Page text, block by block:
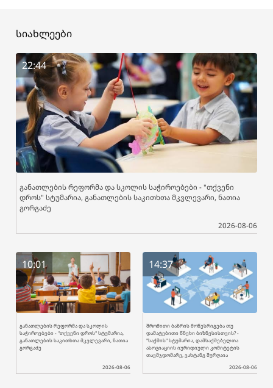
სიახლეები
22:44
განათლების რეფორმა და სკოლის საჭიროებები - "თქვენი
დროს" სტუმარია, განათლების საკითხთა მკვლევარი, ნათია
გორგაძე
2026-08-06
10:01
განათლების რეფორმა და სკოლის
საჭიროებები - "თქვენი დროს" სტუმარია,
განათლების საკითხთა მკვლევარი, ნათია
გორგაძე
2026-08-06
14:37
შრომითი ბაზრის მოწესრიგება თუ
დამატებითი წნეხი ბიზნესისთვის? -
"საქმის" სტუმარია, დამსაქმებელთა
ასოციაციის იურიდიული კომიტეტის
თავმჯდომარე, ვახტანგ შურღაია
2026-08-06